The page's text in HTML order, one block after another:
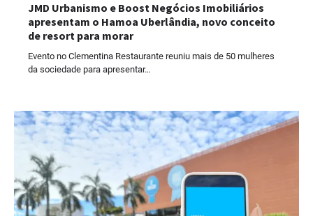
JMD Urbanismo e Boost Negócios Imobiliários
apresentam o Hamoa Uberlândia, novo conceito
de resort para morar
Evento no Clementina Restaurante reuniu mais de 50 mulheres
da sociedade para apresentar…